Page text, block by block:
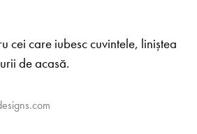
cei care iubesc cuvintele, liniștea
de acasă.